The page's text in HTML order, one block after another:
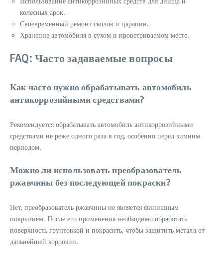
колесных арок.
Своевременный ремонт сколов и царапин.
Хранение автомобиля в сухом и проветриваемом месте.
FAQ: Часто задаваемые вопросы
Как часто нужно обрабатывать автомобиль
антикоррозийными средствами?
Рекомендуется обрабатывать автомобиль антикоррозийными
средствами не реже одного раза в год, особенно перед зимним
периодом.
Можно ли использовать преобразователь
ржавчины без последующей покраски?
Нет, преобразователь ржавчины не является финишным
покрытием. После его применения необходимо обработать
поверхность грунтовкой и покрасить, чтобы защитить металл от
дальнейшей коррозии.